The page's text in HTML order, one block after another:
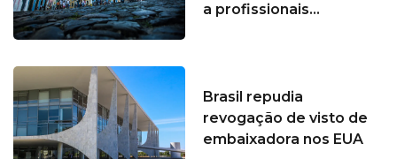
a profissionais...
Brasil repudia
revogação de visto de
embaixadora nos EUA